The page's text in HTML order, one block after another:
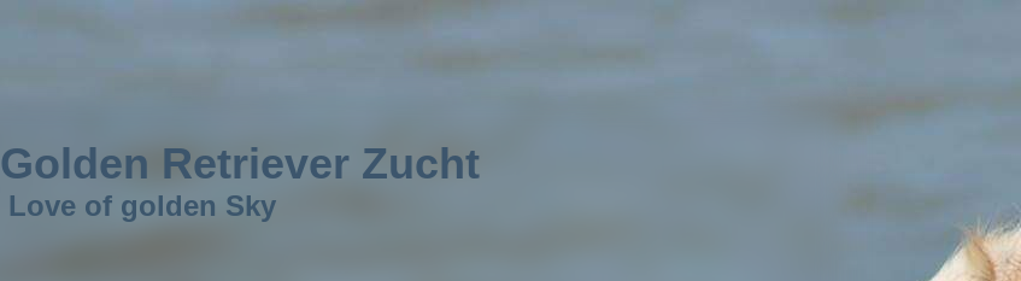
Golden Retriever Zucht
Love of golden Sky